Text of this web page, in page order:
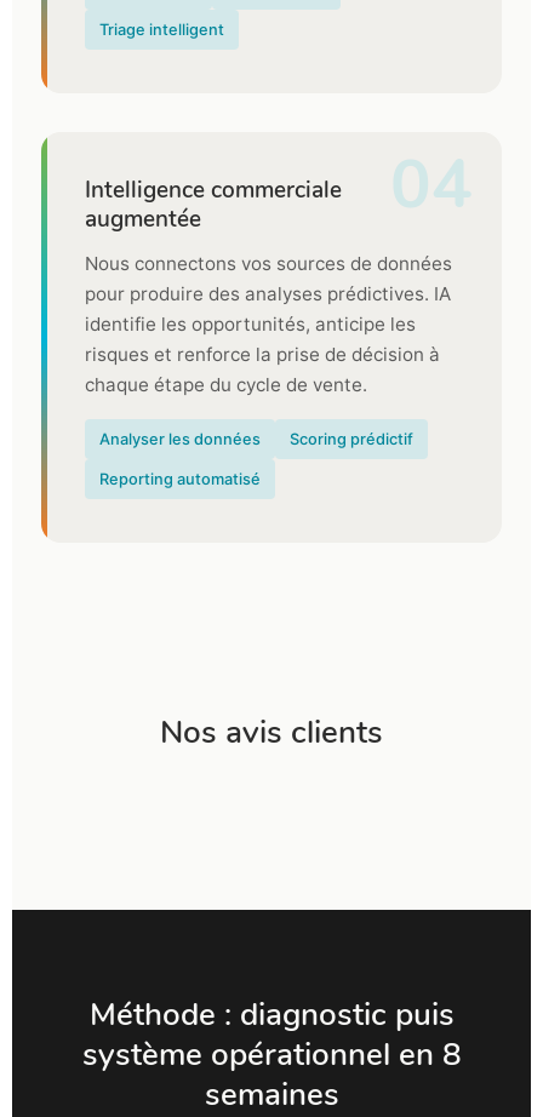
Triage intelligent
04
Intelligence commerciale
augmentée
Nous connectons vos sources de données
pour produire des analyses prédictives. IA
identifie les opportunités, anticipe les
risques et renforce la prise de décision à
chaque étape du cycle de vente.
Analyser les données Scoring prédictif
Reporting automatisé
Nos avis clients
Méthode : diagnostic puis
système opérationnel en 8
semaines